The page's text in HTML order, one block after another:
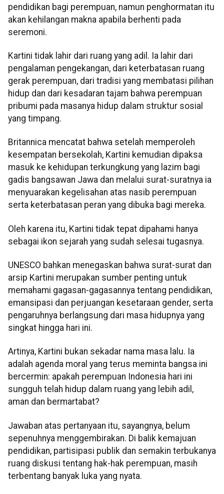
pendidikan bagi perempuan, namun penghormatan itu
akan kehilangan makna apabila berhenti pada
seremoni.
Kartini tidak lahir dari ruang yang adil. Ia lahir dari
pengalaman pengekangan, dari keterbatasan ruang
gerak perempuan, dari tradisi yang membatasi pilihan
hidup dan dari kesadaran tajam bahwa perempuan
pribumi pada masanya hidup dalam struktur sosial
yang timpang.
Britannica mencatat bahwa setelah memperoleh
kesempatan bersekolah, Kartini kemudian dipaksa
masuk ke kehidupan terkungkung yang lazim bagi
gadis bangsawan Jawa dan melalui surat-suratnya ia
menyuarakan kegelisahan atas nasib perempuan
serta keterbatasan peran yang dibuka bagi mereka.
Oleh karena itu, Kartini tidak tepat dipahami hanya
sebagai ikon sejarah yang sudah selesai tugasnya.
UNESCO bahkan menegaskan bahwa surat-surat dan
arsip Kartini merupakan sumber penting untuk
memahami gagasan-gagasannya tentang pendidikan,
emansipasi dan perjuangan kesetaraan gender, serta
pengaruhnya berlangsung dari masa hidupnya yang
singkat hingga hari ini.
Artinya, Kartini bukan sekadar nama masa lalu. Ia
adalah agenda moral yang terus meminta bangsa ini
bercermin: apakah perempuan Indonesia hari ini
sungguh telah hidup dalam ruang yang lebih adil,
aman dan bermartabat?
Jawaban atas pertanyaan itu, sayangnya, belum
sepenuhnya menggembirakan. Di balik kemajuan
pendidikan, partisipasi publik dan semakin terbukanya
ruang diskusi tentang hak-hak perempuan, masih
terbentang banyak luka yang nyata.